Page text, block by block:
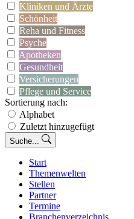
Kliniken und Ärzte
Schönheit
Reha und Fitness
Psyche
Apotheken
Gesundheit
Versicherungen
Pflege und Service
Sortierung nach:
Alphabet
Zuletzt hinzugefügt
Suche...
Start
Themenwelten
Stellen
Partner
Termine
Branchenverzeichnis